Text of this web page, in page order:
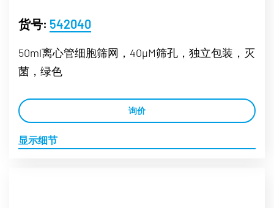
货号: 542040
50ml离心管细胞筛网，40µM筛孔，独立包装，灭
菌，绿色
询价
显示细节